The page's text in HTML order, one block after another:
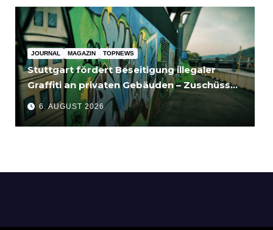
JOURNAL MAGAZIN TOPNEWS
Stuttgart fördert Beseitigung illegaler
Graffiti an privaten Gebäuden – Zuschüsse
bis 3.500 Euro
6. AUGUST 2026